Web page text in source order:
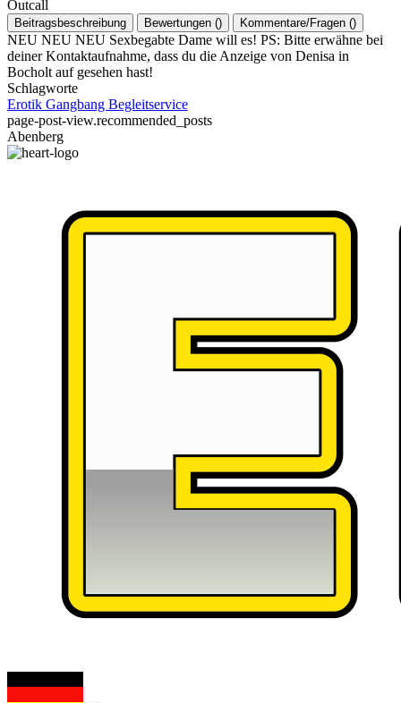
Outcall
Beitragsbeschreibung Bewertungen () Kommentare/Fragen ()
NEU NEU NEU Sexbegabte Dame will es! PS: Bitte erwähne bei
deiner Kontaktaufnahme, dass du die Anzeige von Denisa in
Bocholt auf gesehen hast!
Schlagworte
Erotik Gangbang Begleitservice
page-post-view.recommended_posts
Abenberg